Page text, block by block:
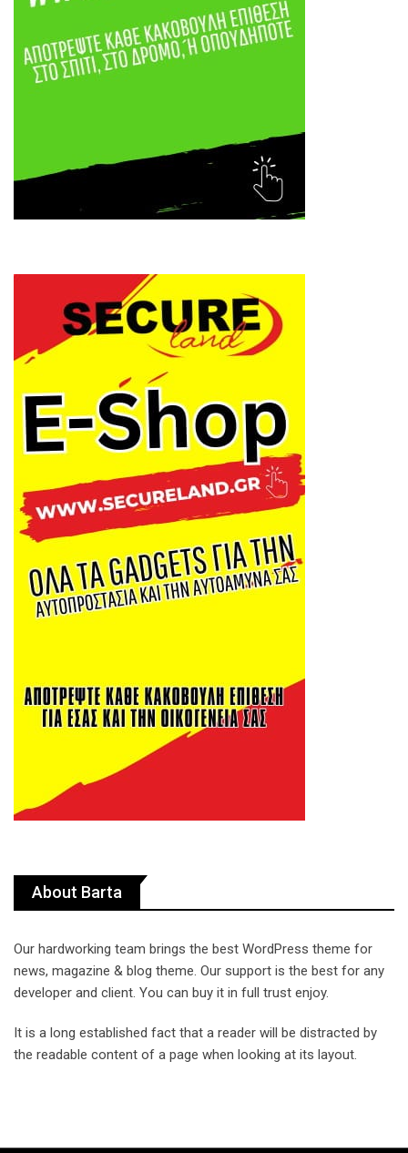
About Barta
Our hardworking team brings the best WordPress theme for
news, magazine & blog theme. Our support is the best for any
developer and client. You can buy it in full trust enjoy.
It is a long established fact that a reader will be distracted by
the readable content of a page when looking at its layout.